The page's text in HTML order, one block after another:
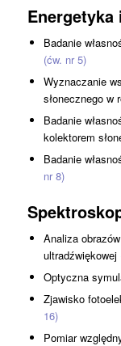
Badanie
(ćw. nr 5)
Wyznaczanie
słonecznego w
Badanie
kolektorem
Badanie
nr 8)
Analiza
ultradźwiękowej
Optyczna
Zjawisko
16)
Pomiar